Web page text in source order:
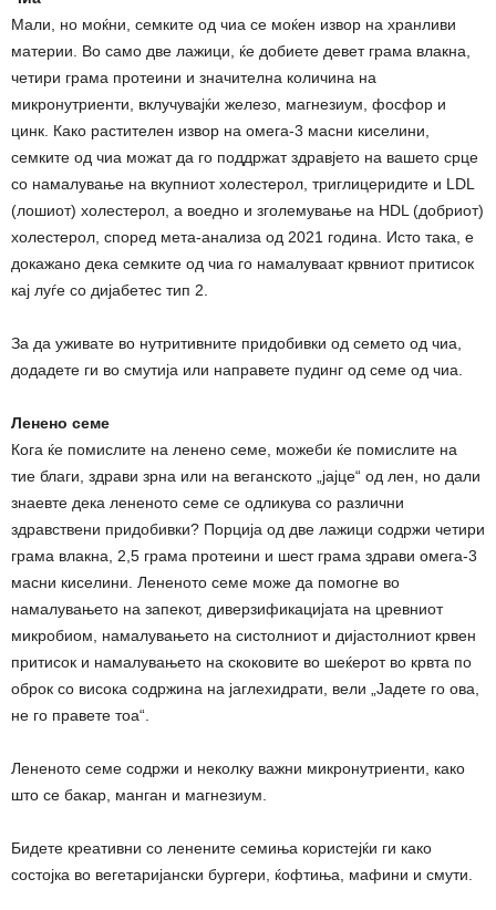
Мали, но моќни, семките од чиа се моќен извор на хранливи
материи. Во само две лажици, ќе добиете девет грама влакна,
четири грама протеини и значителна количина на
микронутриенти, вклучувајќи железо, магнезиум, фосфор и
цинк. Како растителен извор на омега-3 масни киселини,
семките од чиа можат да го поддржат здравјето на вашето срце
со намалување на вкупниот холестерол, триглицеридите и LDL
(лошиот) холестерол, а воедно и зголемување на HDL (добриот)
холестерол, според мета-анализа од 2021 година. Исто така, е
докажано дека семките од чиа го намалуваат крвниот притисок
кај луѓе со дијабетес тип 2.
За да уживате во нутритивните придобивки од семето од чиа,
додадете ги во смутија или направете пудинг од семе од чиа.
Ленено семе
Кога ќе помислите на ленено семе, можеби ќе помислите на
тие благи, здрави зрна или на веганското „јајце“ од лен, но дали
знаевте дека лененото семе се одликува со различни
здравствени придобивки? Порција од две лажици содржи четири
грама влакна, 2,5 грама протеини и шест грама здрави омега-3
масни киселини. Лененото семе може да помогне во
намалувањето на запекот, диверзификацијата на цревниот
микробиом, намалувањето на систолниот и дијастолниот крвен
притисок и намалувањето на скоковите во шеќерот во крвта по
оброк со висока содржина на јаглехидрати, вели „Јадете го ова,
не го правете тоа“.
Лененото семе содржи и неколку важни микронутриенти, како
што се бакар, манган и магнезиум.
Бидете креативни со ленените семиња користејќи ги како
состојка во вегетаријански бургери, ќофтиња, мафини и смути.